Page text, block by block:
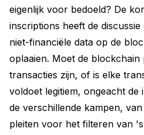
eigenlijk voor bedoeld? De
inscriptions heeft de
niet-financiële data op de
oplaaien. Moet de
transacties zijn, of is elke
voldoet legitiem, ongeacht de
de verschillende kampen,
pleiten voor het filteren van